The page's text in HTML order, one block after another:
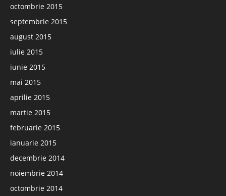
octombrie 2015
septembrie 2015
august 2015
iulie 2015
iunie 2015
mai 2015
aprilie 2015
martie 2015
februarie 2015
ianuarie 2015
decembrie 2014
noiembrie 2014
octombrie 2014